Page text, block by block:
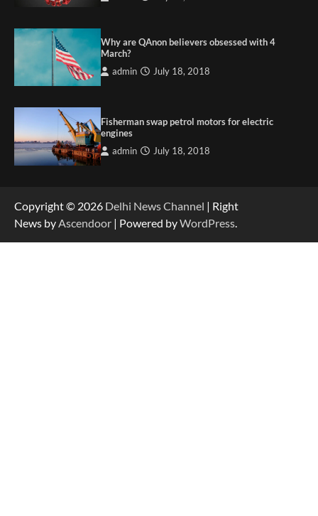
Why are QAnon believers obsessed with 4
March?
admin July 18, 2018
Fisherman swap petrol motors for electric
engines
admin July 18, 2018
Copyright © 2026 Delhi News Channel | Right
News by Ascendoor | Powered byWordPress